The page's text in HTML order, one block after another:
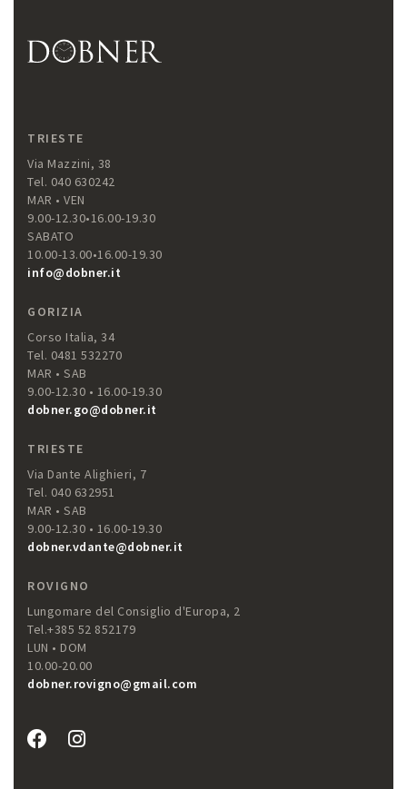
TRIESTE
Via Mazzini, 38
Tel. 040 630242
MAR • VEN
9.00-12.30•16.00-19.30
SABATO
10.00-13.00•16.00-19.30
info@dobner.it
GORIZIA
Corso Italia, 34
Tel. 0481 532270
MAR • SAB
9.00-12.30 • 16.00-19.30
dobner.go@dobner.it
TRIESTE
Via Dante Alighieri, 7
Tel. 040 632951
MAR • SAB
9.00-12.30 • 16.00-19.30
dobner.vdante@dobner.it
ROVIGNO
Lungomare del Consiglio d'Europa, 2
Tel.+385 52 852179
LUN • DOM
10.00-20.00
dobner.rovigno@gmail.com